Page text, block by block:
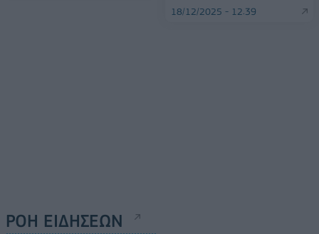
18/12/2025 - 12:39
ΡΟΗ ΕΙΔΗΣΕΩΝ